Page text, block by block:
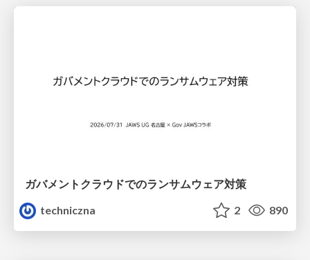
ガバメントクラウドでのランサムウェア対策
techniczna
2 890